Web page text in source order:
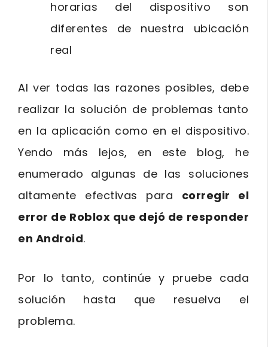
horarias del dispositivo son
diferentes de nuestra ubicación
real
Al ver todas las razones posibles, debe
realizar la solución de problemas tanto
en la aplicación como en el dispositivo.
Yendo más lejos, en este blog, he
enumerado algunas de las soluciones
altamente efectivas para corregir el
error de Roblox que dejó de responder
en Android.
Por lo tanto, continúe y pruebe cada
solución hasta que resuelva el
problema.